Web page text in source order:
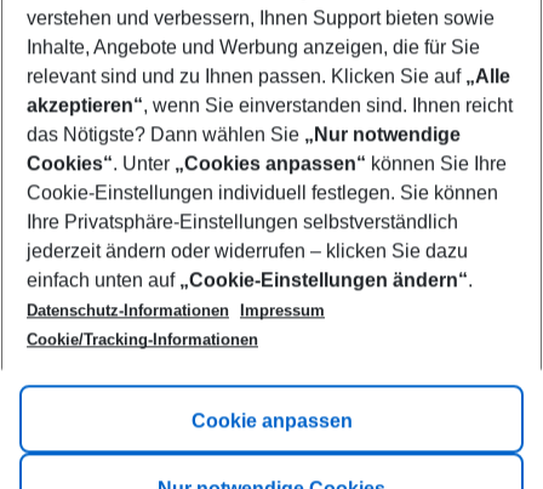
Who will travel
2 adults No children
Show more filter
Footer
Footer navigation
Title A
Link A
verstehen und verbessern, Ihnen Support bieten sowie
Inhalte, Angebote und Werbung anzeigen, die für Sie
relevant sind und zu Ihnen passen. Klicken Sie auf „Alle
akzeptieren“, wenn Sie einverstanden sind. Ihnen reicht
das Nötigste? Dann wählen Sie „Nur notwendige
Cookies“. Unter „Cookies anpassen“ können Sie Ihre
Cookie-Einstellungen individuell festlegen. Sie können
Ihre Privatsphäre-Einstellungen selbstverständlich
jederzeit ändern oder widerrufen – klicken Sie dazu
einfach unten auf „Cookie-Einstellungen ändern“.
Datenschutz-Informationen
Impressum
Cookie/Tracking-Informationen
Cookie anpassen